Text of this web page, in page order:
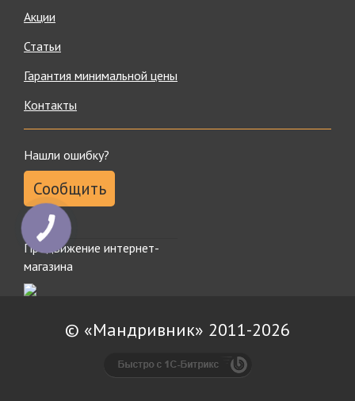
Акции
Статьи
Гарантия минимальной цены
Контакты
Нашли ошибку?
Сообщить
Продвижение интернет-
магазина
© «Мандривник» 2011-2026